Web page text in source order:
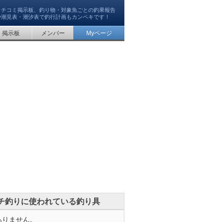
コミ掲示板、釣り物・対象魚ごとの釣果報告
見表・潮汐表で釣行計画もカンペキです！
掲示板 メンバー Myページ
釣りに使われている釣り具
ません。